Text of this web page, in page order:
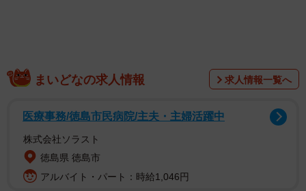
今年6月、渋谷区ではポイ捨てへの過料2000円徴収がスタ
ート。さらに、区が主体となる公共ゴミ箱の設置方針も打
長年ゴミ拾いを続けてきたスミレンジャーZさんは、「大き
な前進」と歓迎する一方で、「まだスタートライン」と語
まいどなの求人情報 求人情報一覧へ
医療事務/徳島市民病院/主夫・主婦活躍中
株式会社ソラスト
徳島県 徳島市
アルバイト・パート：時給1,046円